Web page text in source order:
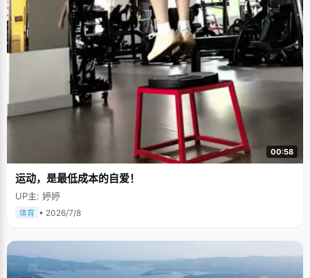
00:58
运动，是最低成本的自爱！
UP主: 婷婷
体育 • 2026/7/8